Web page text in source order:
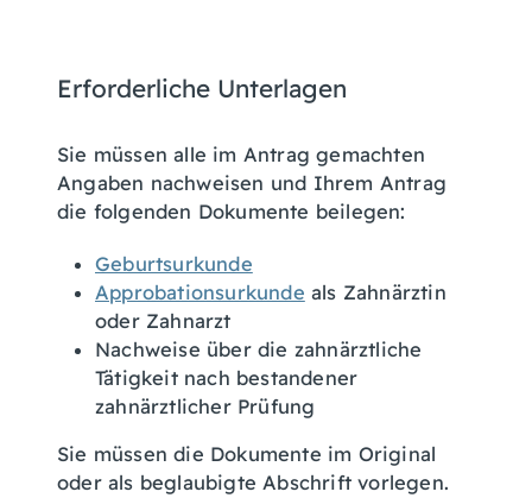
Erforderliche Unterlagen
Sie müssen alle im Antrag gemachten
Angaben nachweisen und Ihrem Antrag
die folgenden Dokumente beilegen:
Geburtsurkunde
Approbationsurkunde als Zahnärztin
oder Zahnarzt
Nachweise über die zahnärztliche
Tätigkeit nach bestandener
zahnärztlicher Prüfung
Sie müssen die Dokumente im Original
oder als beglaubigte Abschrift vorlegen.